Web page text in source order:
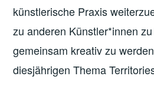
künstlerische Praxis
zu anderen Künstler*innen
gemeinsam kreativ zu
diesjährigen Thema